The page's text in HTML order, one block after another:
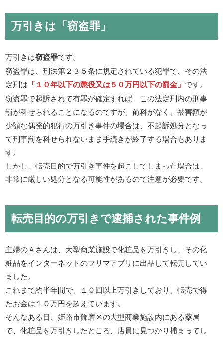
万引きは「窃盗罪」
万引きは窃盗罪です。
窃盗罪は、刑法第２３５条に規定されている犯罪で、その法
定刑は 「１０年以下の懲役又は５０万円以下の罰金」 です。
窃盗罪で起訴されて有罪が確定すれば、この法定刑内の刑事
罰が科せられることになるのですが、前科がなく、被害額が
少額な偶発的犯行の万引き事件の場合は、不起訴処分となっ
て刑事罰を科せられないまま手続きが終了する場合もありま
す。
しかし、転売目的で万引き事件を起こしてしまった場合は、
非常に厳しい処分となる可能性があるので注意が必要です。
転売目的の万引きで逮捕された事件例
主婦のＡさんは、大型商業施設で化粧品を万引きし、その化
粧品をインターネットのフリマアプリに出品して転売してい
ました。
これまで約半年間で、１０回以上万引きしており、転売で得
たお金は１０万円を超えています。
そんなある日、姫路市飾磨区の大型商業施設内にある薬局
で、化粧品を万引きしたところ、店員に見つかり捕まってし